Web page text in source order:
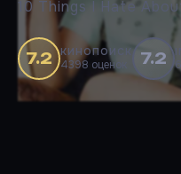
10 Things I Hate About
7.2 КИНОПОИСК
4398 оценок 7.2